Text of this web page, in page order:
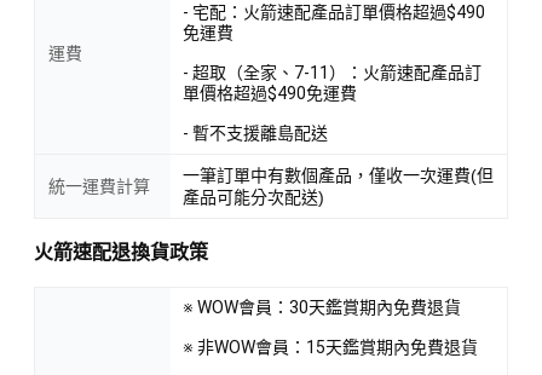
運費
- 宅配：火箭速配產品訂單價格超過$490
免運費
- 超取（全家、7-11）：火箭速配產品訂
單價格超過$490免運費
- 暫不支援離島配送
統一運費計算
一筆訂單中有數個產品，僅收一次運費(但
產品可能分次配送)
火箭速配退換貨政策
※ WOW會員：30天鑑賞期內免費退貨
※ 非WOW會員：15天鑑賞期內免費退貨